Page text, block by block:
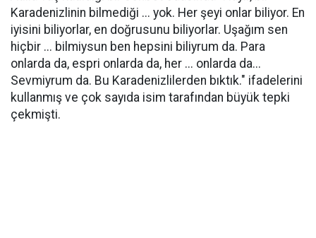
Karadenizlinin bilmediği ... yok. Her şeyi onlar biliyor. En
iyisini biliyorlar, en doğrusunu biliyorlar. Uşağım sen
hiçbir ... bilmiysun ben hepsini biliyrum da. Para
onlarda da, espri onlarda da, her ... onlarda da...
Sevmiyrum da. Bu Karadenizlilerden bıktık." ifadelerini
kullanmış ve çok sayıda isim tarafından büyük tepki
çekmişti.